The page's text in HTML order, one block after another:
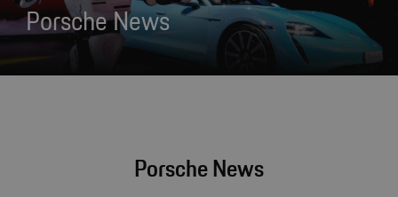
Porsche News
Porsche News